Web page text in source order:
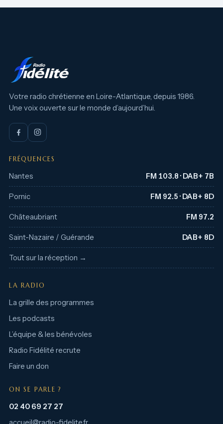
Votre radio chrétienne en Loire-Atlantique, depuis 1986.
Une voix ouverte sur le monde d’aujourd’hui.
FRÉQUENCES
Nantes FM 103.8 · DAB+ 7B
Pornic FM 92.5 · DAB+ 8D
Châteaubriant FM 97.2
Saint-Nazaire / Guérande DAB+ 8D
Tout sur la réception →
LA RADIO
La grille des programmes
Les podcasts
L’équipe & les bénévoles
Radio Fidélité recrute
Faire un don
ON SE PARLE ?
02 40 69 27 27